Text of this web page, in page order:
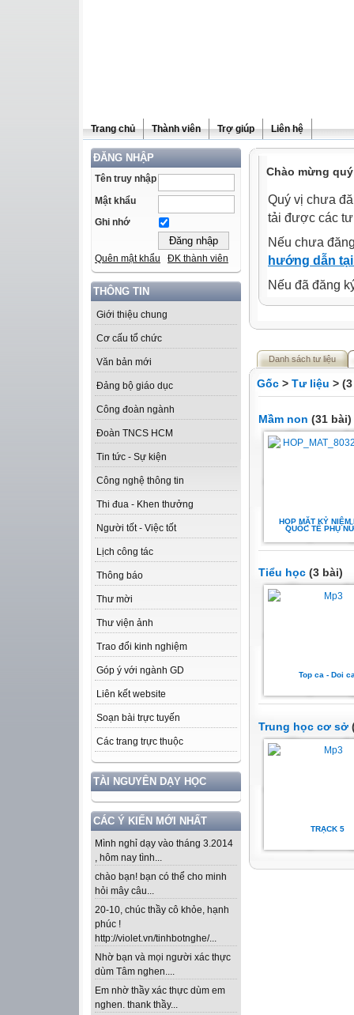
Trang chủ Thành viên Trợ giúp Liên hệ
ĐĂNG NHẬP
Tên truy nhập
Mật khẩu
Ghi nhớ
Quên mật khẩu ĐK thành viên
THÔNG TIN
Giới thiệu chung
Cơ cấu tổ chức
Văn bản mới
Đảng bộ giáo dục
Công đoàn ngành
Đoàn TNCS HCM
Tin tức - Sự kiện
Công nghệ thông tin
Thi đua - Khen thưởng
Người tốt - Việc tốt
Lịch công tác
Thông báo
Thư mời
Thư viện ảnh
Trao đổi kinh nghiệm
Góp ý với ngành GD
Liên kết website
Soạn bài trực tuyến
Các trang trực thuộc
TÀI NGUYÊN DẠY HỌC
CÁC Ý KIẾN MỚI NHẤT
Mình nghỉ dạy vào tháng 3.2014
, hôm nay tình...
chào bạn! bạn có thể cho minh
hỏi mây câu...
20-10, chúc thầy cô khỏe, hạnh
phúc !
http://violet.vn/tinhbotnghe/...
Nhờ bạn và mọi người xác thực
dùm Tâm nghen....
Em nhờ thầy xác thực dùm em
nghen. thank thầy...
Chào mừng
Quý vị chưa
tải được các
Nếu chưa
hướng dẫn
Nếu đã đăng
Danh sách tư liệu
Gốc > Tư liệu >
Mầm non (31 bài)
HỌP MẶT KỶ NIỆM
QUỐC TẾ PHỤ
Tiểu học (3 bài)
Top ca - Doi
Trung học cơ sở
TRẠCK 5